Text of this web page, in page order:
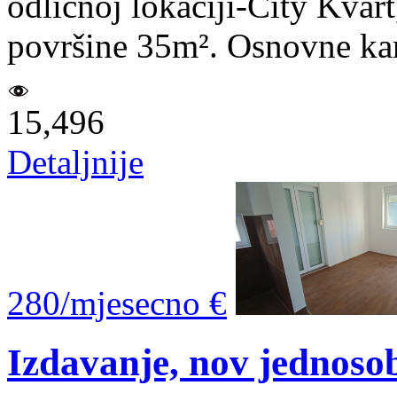
površine 35m². Osnovne
15,496
Detaljnije
280/mjesecno €
Izdavanje, nov